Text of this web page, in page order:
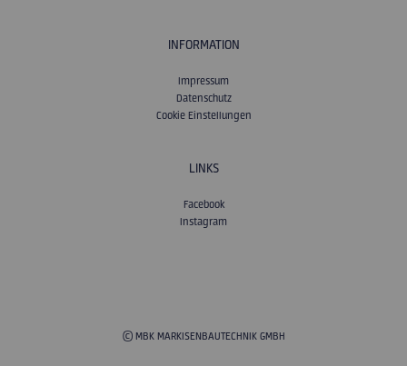
INFORMATION
Impressum
Datenschutz
Cookie Einstellungen
LINKS
Facebook
Instagram
© MBK MARKISENBAUTECHNIK GMBH